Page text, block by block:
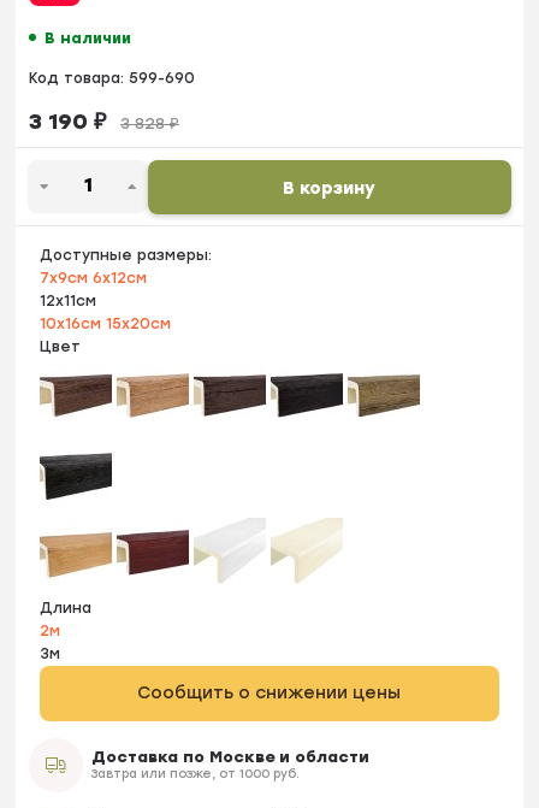
В наличии
Код товара: 599-690
3 190 ₽ 3 828₽
В корзину
Доступные размеры:
7х9см6х12см
12х11см
10х16см15х20см
Цвет
Длина
2м
3м
Сообщить о снижении цены
Доставка по Москве и области
Завтра или позже, от 1000 руб.